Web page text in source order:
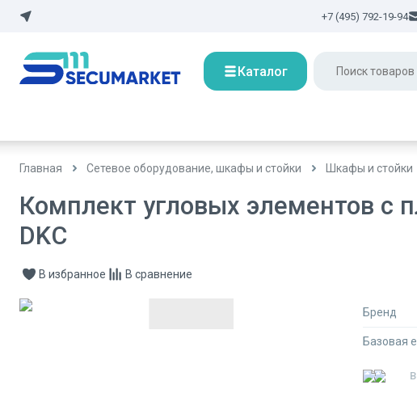
+7 (495) 792-19-94
Каталог
Главная Сетевое оборудование, шкафы и стойки Шкафы и стойки
Комплект угловых элементов с
DKC
В избранное В сравнение
Бренд
Базовая